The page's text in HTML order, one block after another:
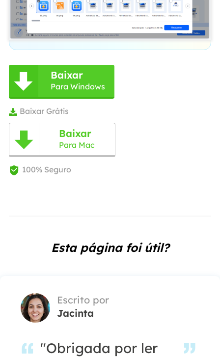
 Baixar
Para Windows
 Baixar Grátis
 Baixar
Para Mac
 100% Seguro
Esta página foi útil?
Escrito por
Jacinta
"Obrigada por ler